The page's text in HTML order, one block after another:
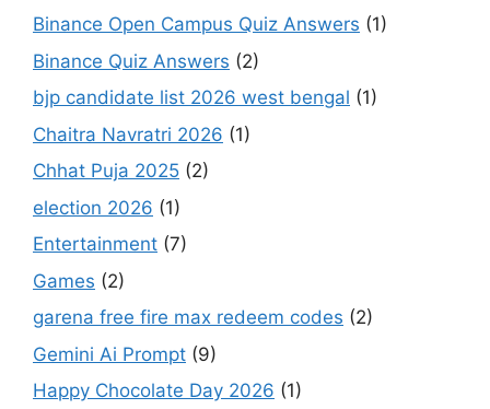
Binance Open Campus Quiz Answers (1)
Binance Quiz Answers (2)
bjp candidate list 2026 west bengal (1)
Chaitra Navratri 2026 (1)
Chhat Puja 2025 (2)
election 2026 (1)
Entertainment (7)
Games (2)
garena free fire max redeem codes (2)
Gemini Ai Prompt (9)
Happy Chocolate Day 2026 (1)